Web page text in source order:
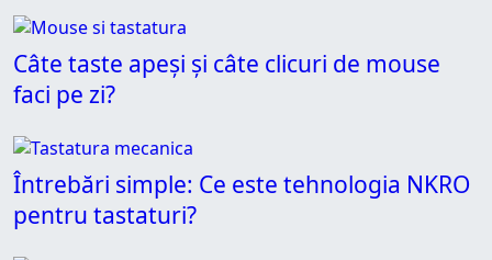
Câte taste apeși și câte clicuri de mouse
faci pe zi?
Întrebări simple: Ce este tehnologia NKRO
pentru tastaturi?